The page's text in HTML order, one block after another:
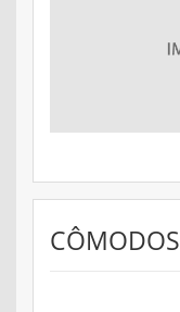
CÔMODOS